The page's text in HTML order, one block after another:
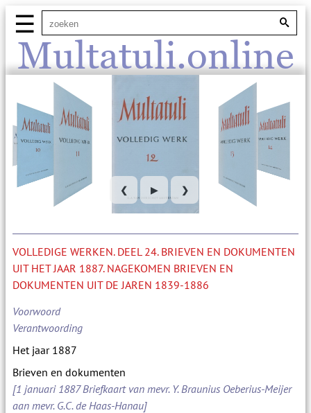
Multatuli.online
☰
❮ ▶ ❯
VOLLEDIGE WERKEN. DEEL 24. BRIEVEN EN DOKUMENTEN
UIT HET JAAR 1887. NAGEKOMEN BRIEVEN EN
DOKUMENTEN UIT DE JAREN 1839-1886
Voorwoord
Verantwoording
Het jaar 1887
Brieven en dokumenten
[1 januari 1887 Briefkaart van mevr. Y. Braunius Oeberius-Meijer
aan mevr. G.C. de Haas-Hanau]